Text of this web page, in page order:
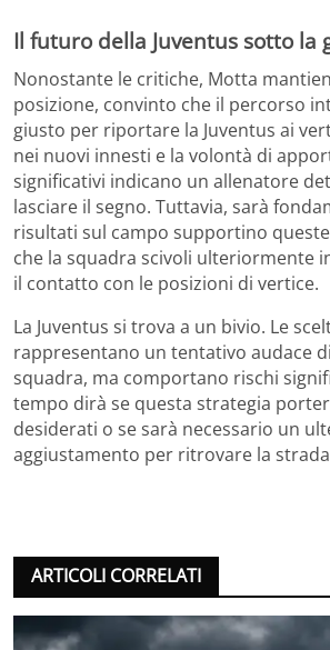
Il futuro della Juventus sotto la
Nonostante le critiche, Motta
posizione, convinto che il percorso
giusto per riportare la Juventus ai
nei nuovi innesti e la volontà di
significativi indicano un allenatore
lasciare il segno. Tuttavia, sarà
risultati sul campo supportino
che la squadra scivoli ulteriormente
il contatto con le posizioni di vertice.​
La Juventus si trova a un bivio. Le
rappresentano un tentativo audace di
squadra, ma comportano rischi
tempo dirà se questa strategia
desiderati o se sarà necessario un
aggiustamento per ritrovare la
ARTICOLI CORRELATI